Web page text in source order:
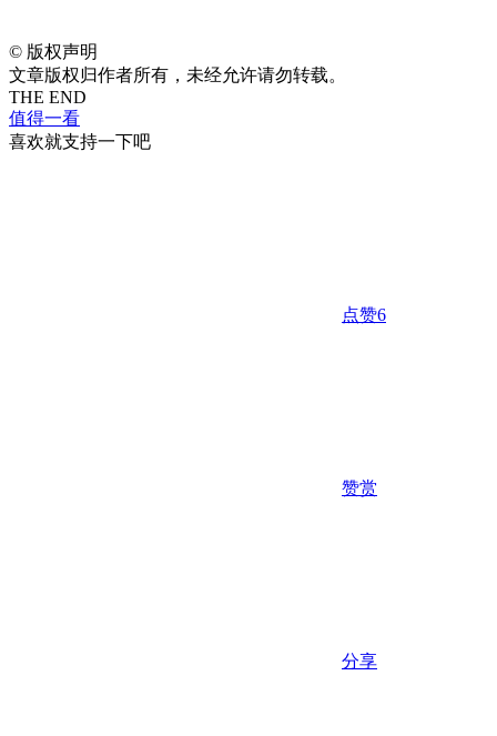
© 版权声明
文章版权归作者所有，未经允许请勿转载。
THE END
值得一看
喜欢就支持一下吧
点赞6
赞赏
分享